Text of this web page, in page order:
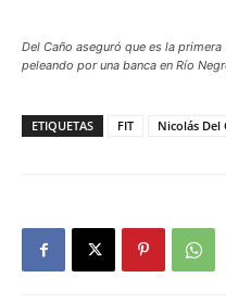
Del Caño aseguró que es la
peleando por una banca en Río
ETIQUETAS FIT Nicolás Del